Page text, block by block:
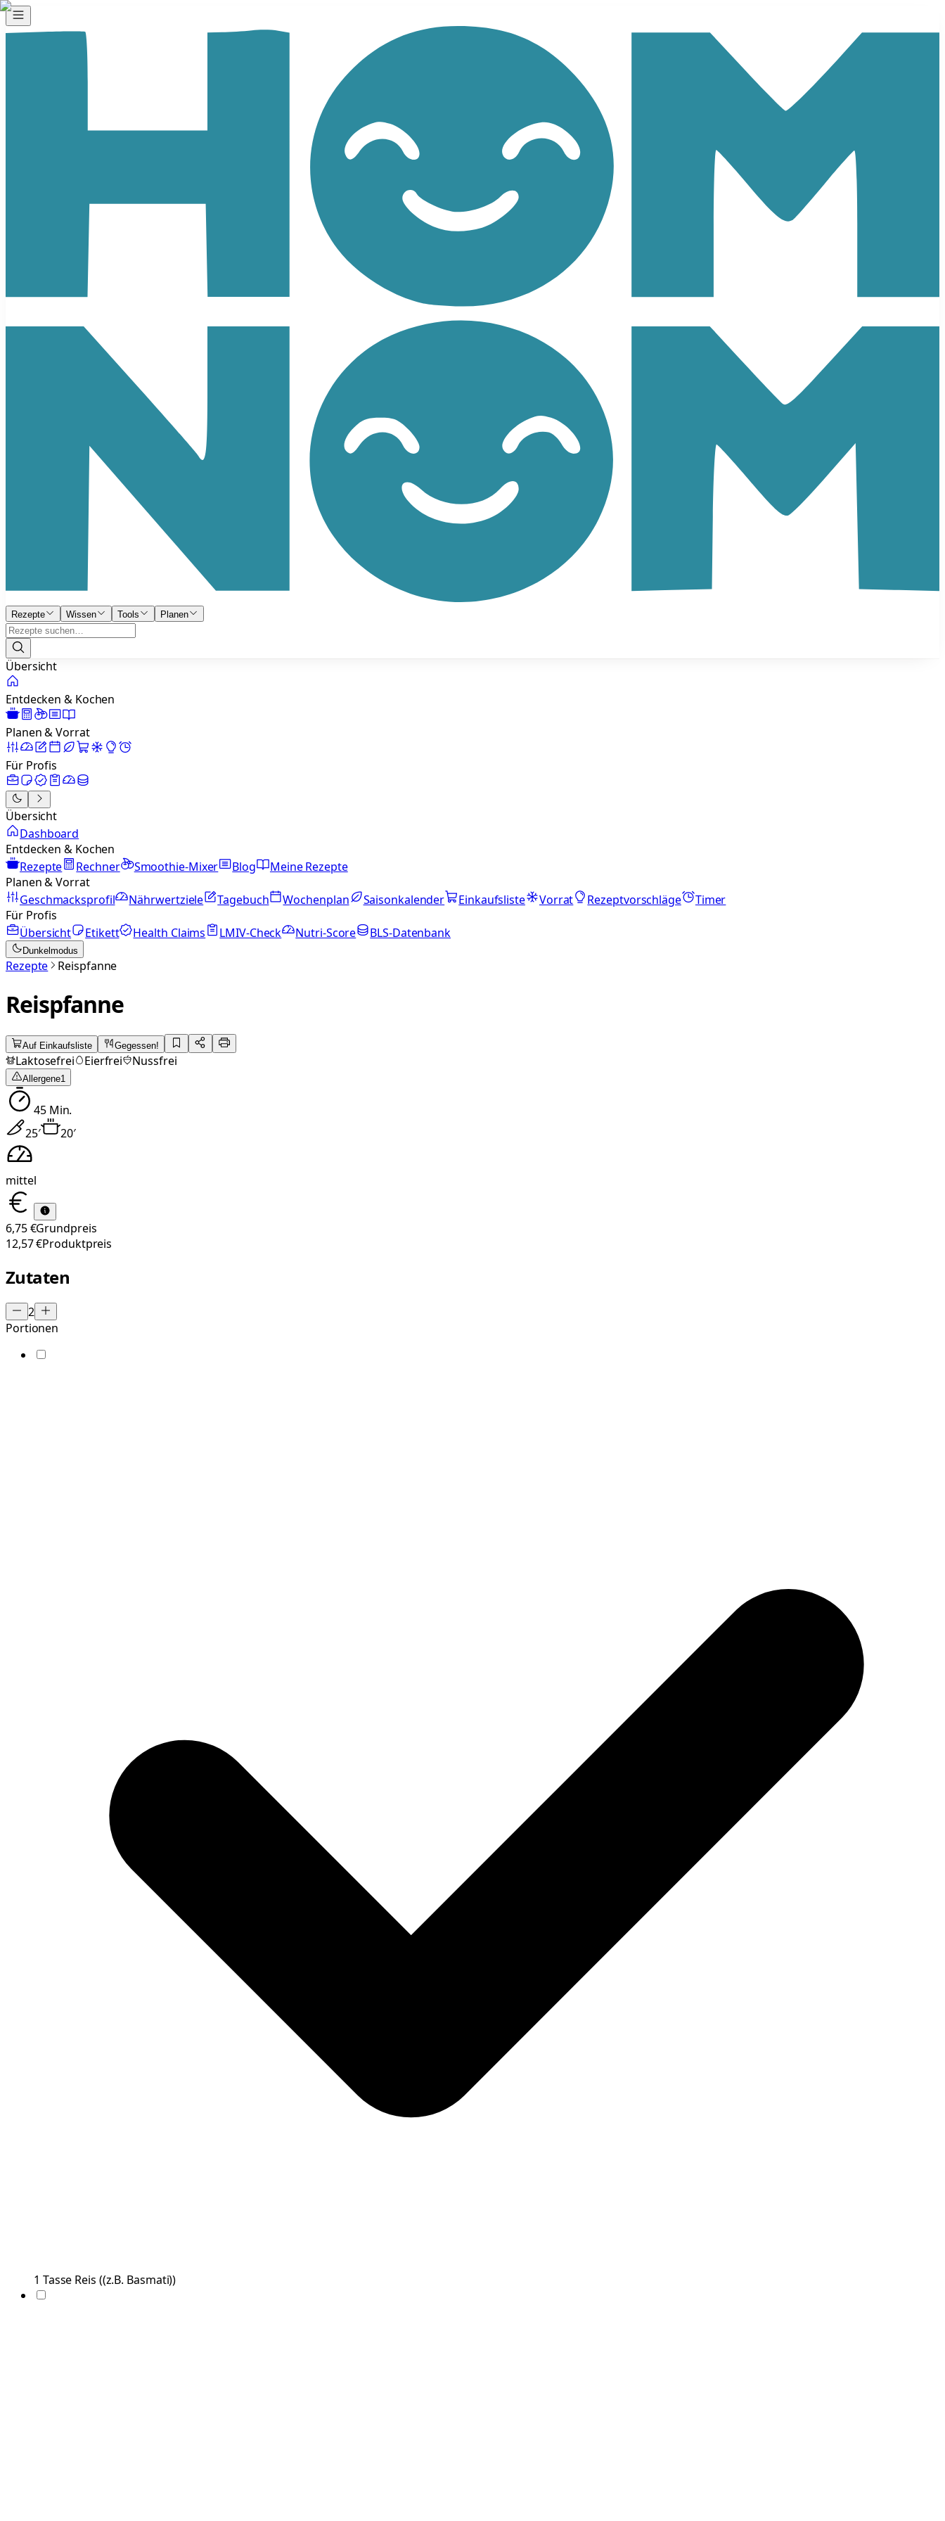
Rezepte Wissen Tools Planen
Übersicht
Entdecken & Kochen
Planen & Vorrat
Für Profis
Übersicht
Dashboard
Entdecken & Kochen
Rezepte
Rechner Smoothie-Mixer Blog
Meine Rezepte
Planen & Vorrat
Geschmacksprofil
Nährwertziele Tagebuch Wochenplan Saisonkalender Einkaufsliste Vorrat Rezeptvorschläge
Timer
Für Profis
Übersicht
Etikett Health Claims LMIV-Check Nutri-Score BLS-Datenbank
Dunkelmodus
Rezepte Reispfanne
Reispfanne
Auf Einkaufsliste Gegessen!
Laktosefrei Eierfrei Nussfrei
Allergene1
45Min.
25′ 20′
mittel
6,75 €Grundpreis
12,57 €Produktpreis
Zutaten
2
Portionen
1 Tasse Reis ((z.B. Basmati))